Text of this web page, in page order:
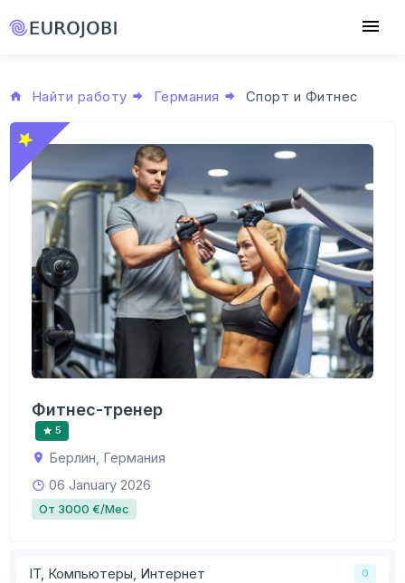
Найти работу Германия Спорт и Фитнес
Фитнес-тренер
5
Берлин, Германия
06 January 2026
От 3000 €/Мес
IT, Компьютеры, Интернет 0